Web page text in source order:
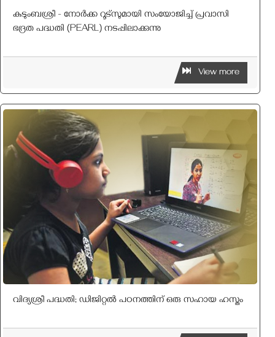
കുടുംബശ്രീ - നോര്‍ക്ക റൂട്സുമായി സംയോജിച്ച്‌ പ്രവാസി
ഭദ്രത പദ്ധതി (PEARL) നടപ്പിലാക്കുന്നു
View more
വിദ്യശ്രീ പദ്ധതി; ഡിജിറ്റൽ പഠനത്തിന് ഒരു സഹായ ഹസ്തം